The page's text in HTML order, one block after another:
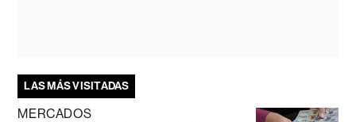
LAS MÁS VISITADAS
MERCADOS